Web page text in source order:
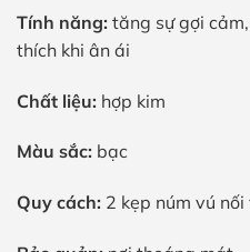
Tính năng: tăng sự gợi
thích khi ân ái
Chất liệu: hợp kim
Màu sắc: bạc
Quy cách: 2 kẹp núm vú